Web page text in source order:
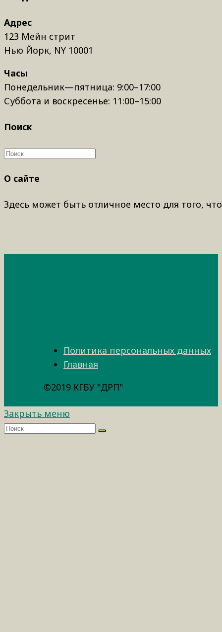
Адрес
123 Мейн стрит
Нью Йорк, NY 10001
Часы
Понедельник—пятница: 9:00–17:00
Суббота и воскресенье: 11:00–15:00
Поиск
О сайте
Здесь может быть отличное место для того,
Политика персональных данных
Главная
©2019 КГБУ "ДРП"
Закрыть меню